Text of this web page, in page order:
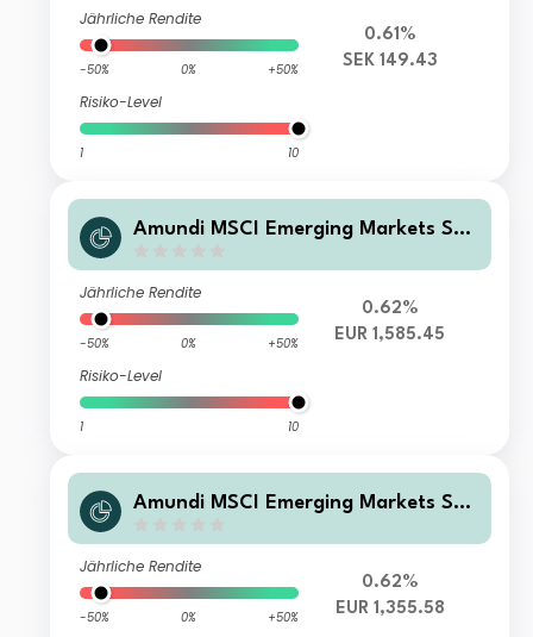
Jährliche Rendite
-50% 0% +50%
Risiko-Level
1 10
0.61%
SEK 149.43
Amundi MSCI Emerging Markets SRI
Jährliche Rendite
-50% 0% +50%
Risiko-Level
1 10
0.62%
EUR 1,585.45
Amundi MSCI Emerging Markets SRI
Jährliche Rendite
-50% 0% +50%
0.62%
EUR 1,355.58